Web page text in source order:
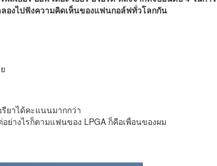
ลองไปฟังความคิดเห็นของแฟนกอล์ฟทั่วโลกกัน
ยาได้คะแนนมากกว่า
างไรก็ตามแฟนของ LPGA ก็คือเพื่อนของผม